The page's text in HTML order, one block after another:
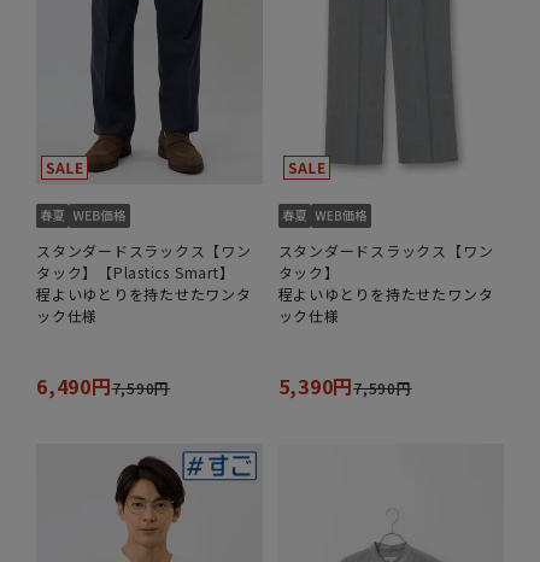
スタンダードスラックス【ワン
タック】【Plastics Smart】
程よいゆとりを持たせたワンタ
ック仕様
6,490円7,590円
スタンダードスラックス【ワン
タック】
程よいゆとりを持たせたワンタ
ック仕様
5,390円7,590円